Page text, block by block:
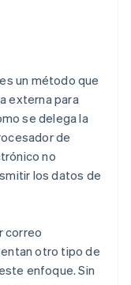
un método que
externa para
se delega la
de
no
los datos de
correo
otro tipo de
enfoque. Sin